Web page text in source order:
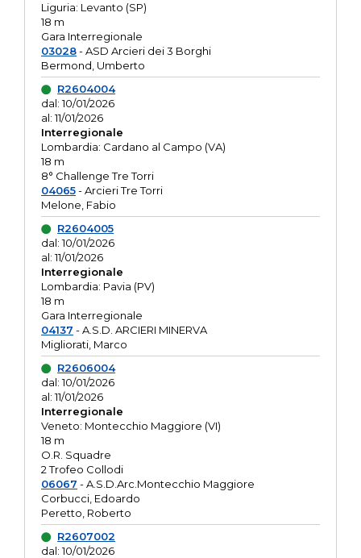
Liguria: Levanto (SP)
18 m
Gara Interregionale
03028- ASD Arcieri dei 3 Borghi
Bermond, Umberto
R2604004
dal: 10/01/2026
al: 11/01/2026
Interregionale
Lombardia: Cardano al Campo (VA)
18 m
8° Challenge Tre Torri
04065- Arcieri Tre Torri
Melone, Fabio
R2604005
dal: 10/01/2026
al: 11/01/2026
Interregionale
Lombardia: Pavia (PV)
18 m
Gara Interregionale
04137 - A.S.D. ARCIERI MINERVA
Migliorati, Marco
R2606004
dal: 10/01/2026
al: 11/01/2026
Interregionale
Veneto: Montecchio Maggiore (VI)
18 m
O.R. Squadre
2 Trofeo Collodi
06067 - A.S.D.Arc.Montecchio Maggiore
Corbucci, Edoardo
Peretto, Roberto
R2607002
dal: 10/01/2026